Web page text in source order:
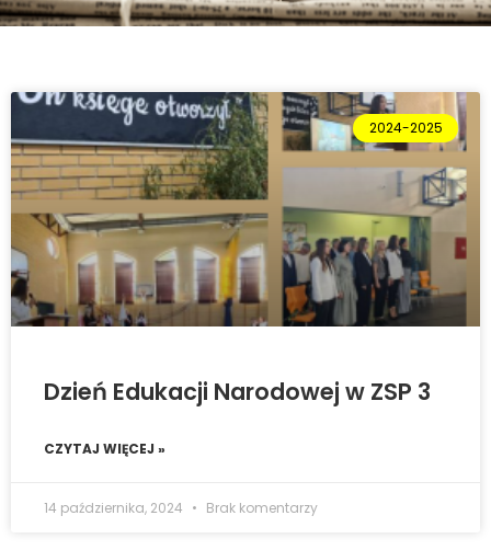
2024-2025
Dzień Edukacji Narodowej w ZSP 3
CZYTAJ WIĘCEJ »
14 października, 2024 Brak komentarzy